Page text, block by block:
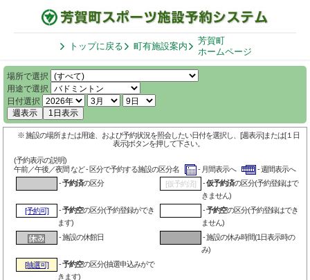
トップに戻る 町有施設案内
芳賀町
ホームページ
場所で選択
用途で選択
日付選択
週表示
1日表示
※ 施設の場所または用途、および予約状況を照会したい日付を選択し、[週表示]または[１日
表示]ボタンを押して下さい。
(予約表示の説明)
午前／午後／夜間 など - 区分で予約する施設の区分名
- 月間表示へ
- 週間表示へ
-予約済の区分 [仮予約済] -仮予約済の区分(予約登録はで
きません)
[予約可]
-予約空の区分(予約登録ができ
ます)
-予約空の区分(予約登録はでき
ません)
- 施設の休館日
- 施設の休み時間(1日表示時の
み)
[抽選可]
-予約空の区分(抽選申込みがで
きます)